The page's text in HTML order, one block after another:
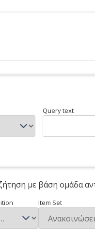
Query text
με βάση ομάδα
Item Set